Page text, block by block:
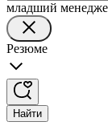
младший
Резюме
Найти